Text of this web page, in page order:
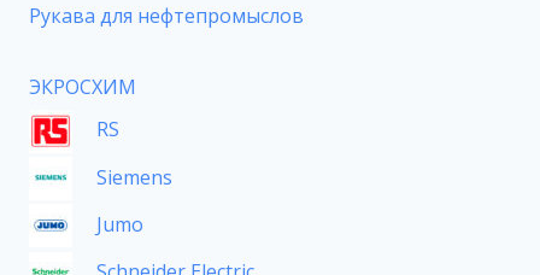
Рукава для нефтепромыслов
ЭКРОСХИМ
RS
Siemens
Jumo